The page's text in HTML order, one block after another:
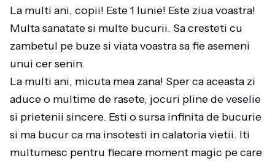
La multi ani, copii! Este 1 Iunie! Este ziua voastra!
Multa sanatate si multe bucurii. Sa cresteti cu
zambetul pe buze si viata voastra sa fie asemeni
unui cer senin.
La multi ani, micuta mea zana! Sper ca aceasta zi
aduce o multime de rasete, jocuri pline de veselie
si prietenii sincere. Esti o sursa infinita de bucurie
si ma bucur ca ma insotesti in calatoria vietii. Iti
multumesc pentru fiecare moment magic pe care